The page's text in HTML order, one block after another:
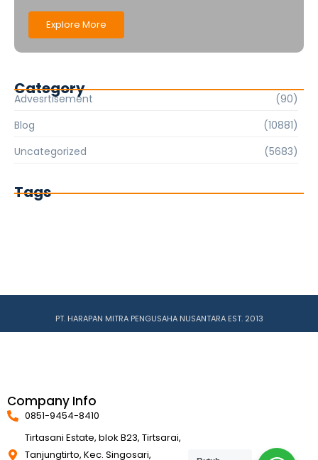
Explore More
Category
Advesrtisement
(90)
Blog
(10881)
Uncategorized
(5683)
Tags
PT. HARAPAN MITRA PENGUSAHA NUSANTARA EST. 2013
Company Info
0851-9454-8410
Tirtasani Estate, blok B23, Tirtsarai,
Tanjungtirto, Kec. Singosari,